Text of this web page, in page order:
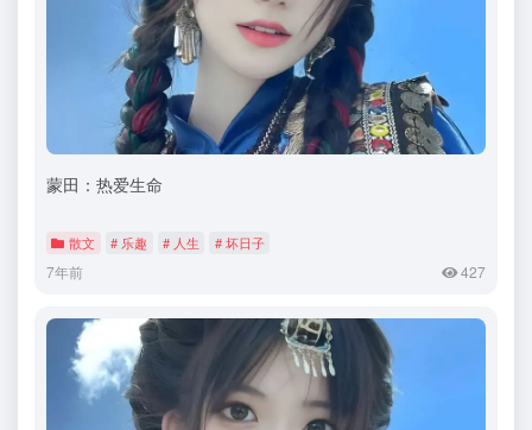
蒙田：热爱生命
散文 # 乐趣 # 人生 # 坏日子
7年前 427